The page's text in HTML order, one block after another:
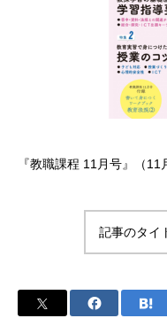
『教職課程 11月号』（11
記事のタイ